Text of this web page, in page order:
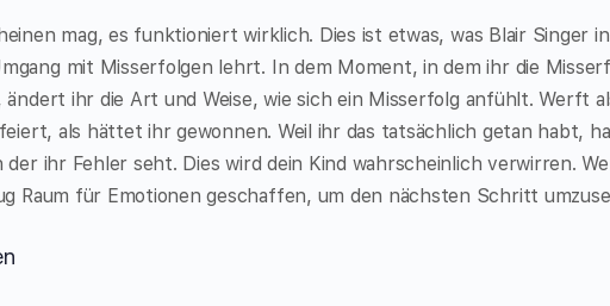
mag, es funktioniert wirklich. Dies ist etwas, was Blair Singer
mit Misserfolgen lehrt. In dem Moment, in dem ihr die
ändert ihr die Art und Weise, wie sich ein Misserfolg anfühlt. Werft
als hättet ihr gewonnen. Weil ihr das tatsächlich getan habt,
der ihr Fehler seht. Dies wird dein Kind wahrscheinlich verwirren.
Raum für Emotionen geschaffen, um den nächsten Schritt